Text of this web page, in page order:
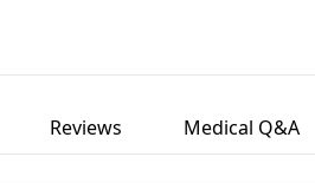
Reviews Medical Q&A